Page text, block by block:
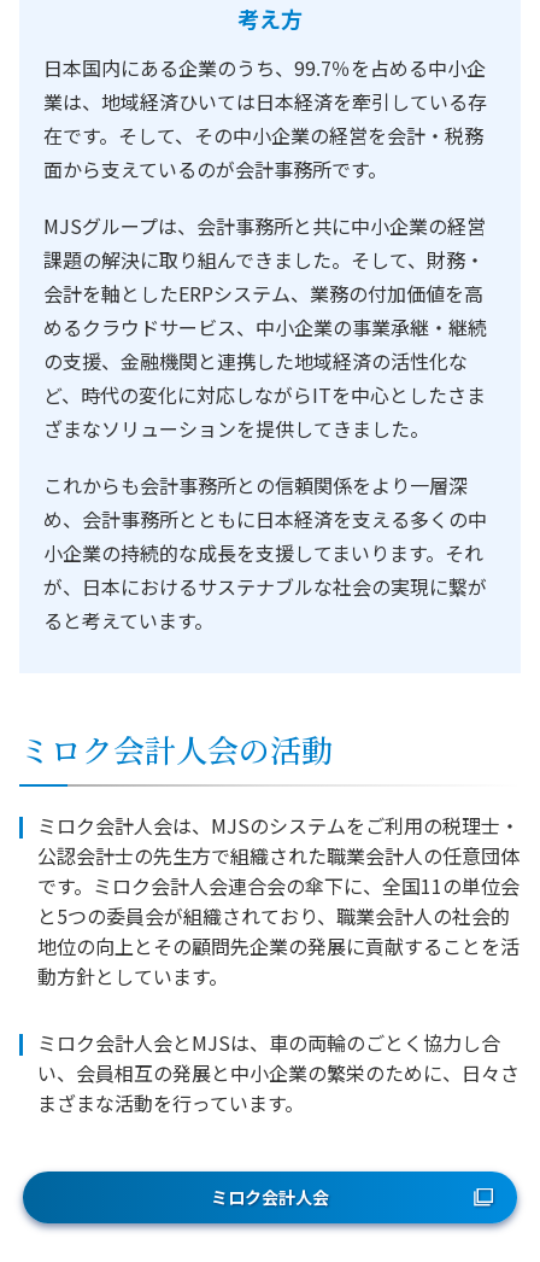
考え方
日本国内にある企業のうち、99.7％を占める中小企
業は、地域経済ひいては日本経済を牽引している存
在です。そして、その中小企業の経営を会計・税務
面から支えているのが会計事務所です。
MJSグループは、会計事務所と共に中小企業の経営
課題の解決に取り組んできました。そして、財務・
会計を軸としたERPシステム、業務の付加価値を高
めるクラウドサービス、中小企業の事業承継・継続
の支援、金融機関と連携した地域経済の活性化な
ど、時代の変化に対応しながらITを中心としたさま
ざまなソリューションを提供してきました。
これからも会計事務所との信頼関係をより一層深
め、会計事務所とともに日本経済を支える多くの中
小企業の持続的な成長を支援してまいります。それ
が、日本におけるサステナブルな社会の実現に繋が
ると考えています。
ミロク会計人会の活動
ミロク会計人会は、MJSのシステムをご利用の税理士・
公認会計士の先生方で組織された職業会計人の任意団体
です。ミロク会計人会連合会の傘下に、全国11の単位会
と5つの委員会が組織されており、職業会計人の社会的
地位の向上とその顧問先企業の発展に貢献することを活
動方針としています。
ミロク会計人会とMJSは、車の両輪のごとく協力し合
い、会員相互の発展と中小企業の繁栄のために、日々さ
まざまな活動を行っています。
ミロク会計人会